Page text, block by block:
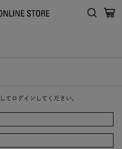
てログインしてください。